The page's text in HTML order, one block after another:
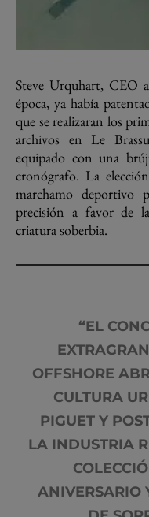
Steve Urquhart, CEO
época, ya había
que se realizaran los
archivos en Le
equipado con una
cronógrafo. La
marchamo deportivo
precisión a favor de
criatura soberbia.
“EL
OFFSHORE
CULTURA
PIGUET Y
LA INDUSTRIA
ANIVERSARIO